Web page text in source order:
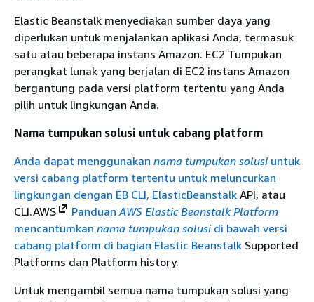
Elastic Beanstalk menyediakan sumber daya yang
diperlukan untuk menjalankan aplikasi Anda, termasuk
satu atau beberapa instans Amazon. EC2 Tumpukan
perangkat lunak yang berjalan di EC2 instans Amazon
bergantung pada versi platform tertentu yang Anda
pilih untuk lingkungan Anda.
Nama tumpukan solusi untuk cabang platform
Anda dapat menggunakan nama tumpukan solusiuntuk
versi cabang platform tertentu untuk meluncurkan
lingkungan dengan EB CLI, ElasticBeanstalk API, atau
CLI.AWS
PanduanAWS Elastic Beanstalk Platform
mencantumkan nama tumpukan solusidi bawah versi
cabang platform di bagian Elastic Beanstalk Supported
Platforms dan Platform history.
Untuk mengambil semua nama tumpukan solusi yang